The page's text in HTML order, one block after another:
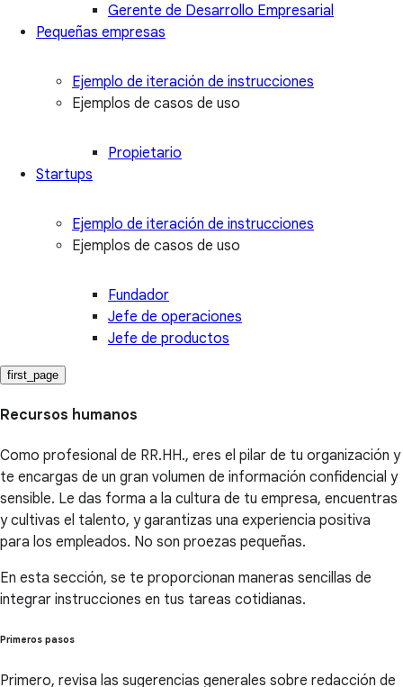
Gerente de Desarrollo Empresarial
Pequeñas empresas
Ejemplo de iteración de instrucciones
Ejemplos de casos de uso
Propietario
Startups
Ejemplo de iteración de instrucciones
Ejemplos de casos de uso
Fundador
Jefe de operaciones
Jefe de productos
first_page
Recursos humanos
Como profesional de RR.HH., eres el pilar de tu organización y
te encargas de un gran volumen de información confidencial y
sensible. Le das forma a la cultura de tu empresa, encuentras
y cultivas el talento, y garantizas una experiencia positiva
para los empleados. No son proezas pequeñas.
En esta sección, se te proporcionan maneras sencillas de
integrar instrucciones en tus tareas cotidianas.
Primeros pasos
Primero, revisa las sugerencias generales sobre redacción de